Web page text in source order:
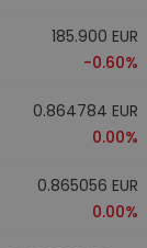
185.900 EUR
-0.60%
0.864784 EUR
0.00%
0.865056 EUR
0.00%